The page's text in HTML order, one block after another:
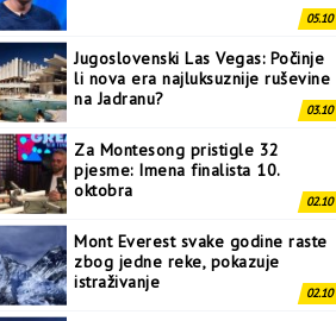
05.10
Jugoslovenski Las Vegas: Počinje
li nova era najluksuznije ruševine
na Jadranu?
03.10
Za Montesong pristigle 32
pjesme: Imena finalista 10.
oktobra
02.10
Mont Everest svake godine raste
zbog jedne reke, pokazuje
istraživanje
02.10